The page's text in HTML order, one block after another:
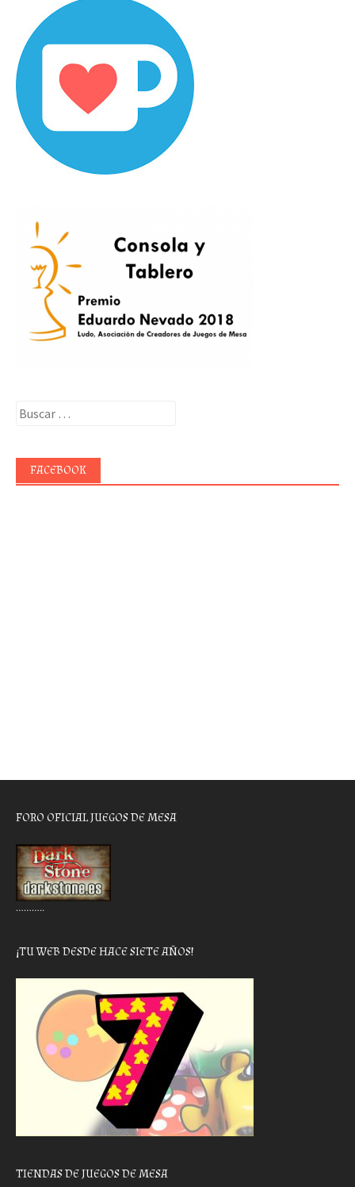
Buscar:
FACEBOOK
FORO OFICIAL JUEGOS DE MESA
………..
¡TU WEB DESDE HACE SIETE AÑOS!
TIENDAS DE JUEGOS DE MESA